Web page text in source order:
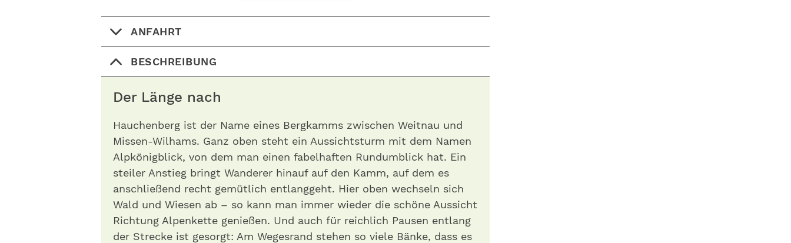
ANFAHRT
BESCHREIBUNG
Der Länge nach
Hauchenberg ist der Name eines Bergkamms zwischen Weitnau und
Missen-Wilhams. Ganz oben steht ein Aussichtsturm mit dem Namen
Alpkönigblick, von dem man einen fabelhaften Rundumblick hat. Ein
steiler Anstieg bringt Wanderer hinauf auf den Kamm, auf dem es
anschließend recht gemütlich entlanggeht. Hier oben wechseln sich
Wald und Wiesen ab – so kann man immer wieder die schöne Aussicht
Richtung Alpenkette genießen. Und auch für reichlich Pausen entlang
der Strecke ist gesorgt: Am Wegesrand stehen so viele Bänke, dass es